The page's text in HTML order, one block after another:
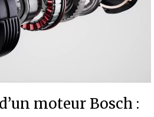
moteur Bosch :